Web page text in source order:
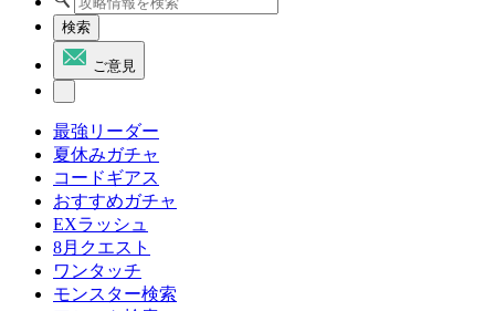
検索
ご意見
最強リーダー
夏休みガチャ
コードギアス
おすすめガチャ
EXラッシュ
8月クエスト
ワンタッチ
モンスター検索